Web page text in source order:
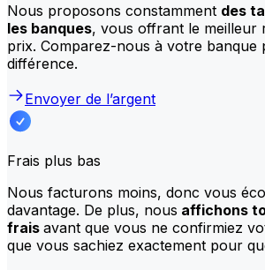
Nous proposons constamment des
les banques, vous offrant le meilleur
prix. Comparez-nous à votre banque
différence.
Envoyer de l’argent
Frais plus bas
Nous facturons moins, donc vous
davantage. De plus, nous affichons
frais avant que vous ne confirmiez
que vous sachiez exactement pour